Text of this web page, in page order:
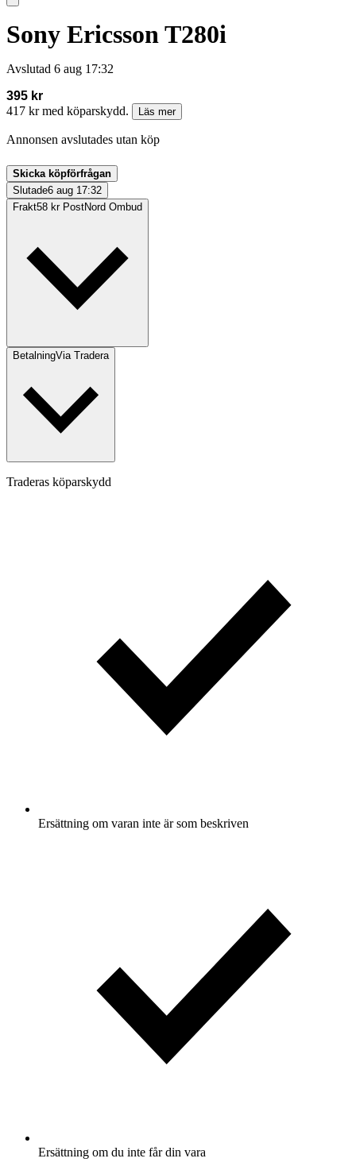
Sony Ericsson T280i
Avslutad 6 aug 17:32
395 kr
417 kr med köparskydd.
Läs mer
Annonsen avslutades utan köp
Skicka köpförfrågan
Slutade6 aug 17:32
Frakt58 kr PostNord Ombud
BetalningVia Tradera
Traderas köparskydd
Ersättning om varan inte är som beskriven
Ersättning om du inte får din vara